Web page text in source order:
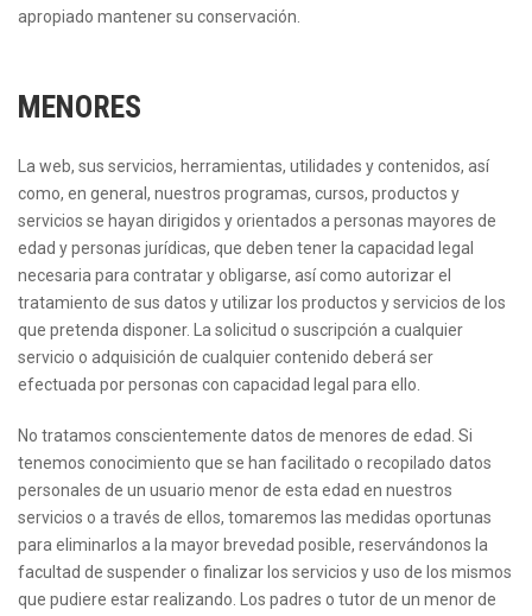
apropiado mantener su conservación.
MENORES
La web, sus servicios, herramientas, utilidades y contenidos, así
como, en general, nuestros programas, cursos, productos y
servicios se hayan dirigidos y orientados a personas mayores de
edad y personas jurídicas, que deben tener la capacidad legal
necesaria para contratar y obligarse, así como autorizar el
tratamiento de sus datos y utilizar los productos y servicios de los
que pretenda disponer. La solicitud o suscripción a cualquier
servicio o adquisición de cualquier contenido deberá ser
efectuada por personas con capacidad legal para ello.
No tratamos conscientemente datos de menores de edad. Si
tenemos conocimiento que se han facilitado o recopilado datos
personales de un usuario menor de esta edad en nuestros
servicios o a través de ellos, tomaremos las medidas oportunas
para eliminarlos a la mayor brevedad posible, reservándonos la
facultad de suspender o finalizar los servicios y uso de los mismos
que pudiere estar realizando. Los padres o tutor de un menor de